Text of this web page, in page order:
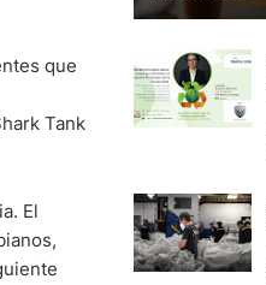
que
Tank
El